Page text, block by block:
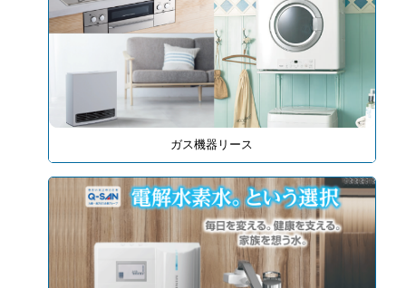
ガス機器リース